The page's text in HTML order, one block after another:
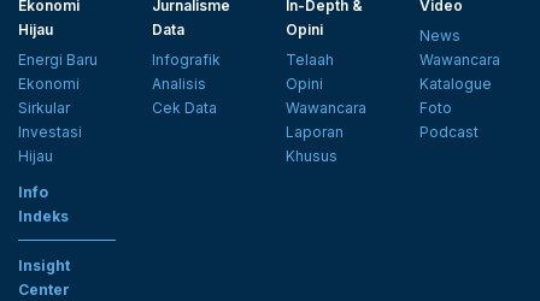
Ekonomi
Hijau
Energi Baru
Ekonomi
Sirkular
Investasi
Hijau
Jurnalisme
Data
Infografik
Analisis
Cek Data
In-Depth &
Opini
Telaah
Opini
Wawancara
Laporan
Khusus
Video
News
Wawancara
Katalogue
Foto
Podcast
Info
Indeks
Insight
Center